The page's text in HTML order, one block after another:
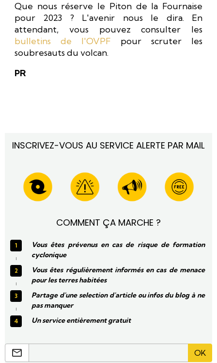
Que nous réserve le Piton de la Fournaise
pour 2023 ? L'avenir nous le dira. En
attendant, vous pouvez consulter les
bulletins de l'OVPF pour scruter les
soubresauts du volcan.
PR
INSCRIVEZ-VOUS AU SERVICE ALERTE PAR MAIL
COMMENT ÇA MARCHE ?
Vous êtes prévenus en cas de risque de formation
cyclonique
Vous êtes régulièrement informés en cas de menace
pour les terres habitées
Partage d'une selection d'article ou infos du blog à ne
pas manquer
Un service entièrement gratuit
OK